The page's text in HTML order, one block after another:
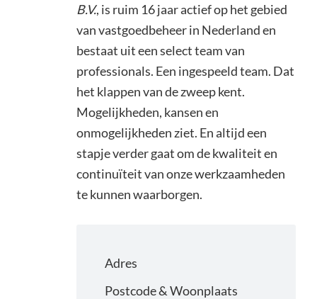
B.V., is ruim 16 jaar actief op het gebied
van vastgoedbeheer in Nederland en
bestaat uit een select team van
professionals. Een ingespeeld team. Dat
het klappen van de zweep kent.
Mogelijkheden, kansen en
onmogelijkheden ziet. En altijd een
stapje verder gaat om de kwaliteit en
continuïteit van onze werkzaamheden
te kunnen waarborgen.
Adres
Postcode & Woonplaats